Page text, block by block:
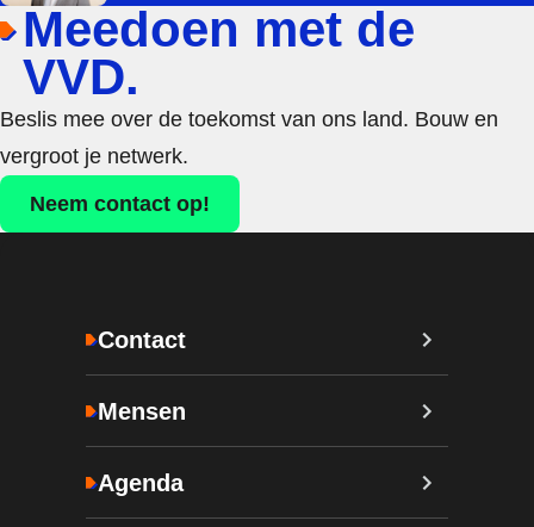
Meedoen met de
VVD.
Beslis mee over de toekomst van ons land. Bouw en
vergroot je netwerk.
Neem contact op!
Contact
Mensen
Agenda